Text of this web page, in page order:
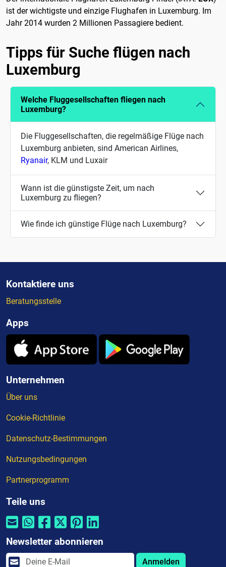
ist der wichtigste und einzige Flughafen in Luxemburg. Im
Jahr 2014 wurden 2 Millionen Passagiere bedient.
Tipps für Suche flügen nach
Luxemburg
Welche Fluggesellschaften fliegen nach
Luxemburg?
Die Fluggesellschaften, die regelmäßige Flüge nach
Luxemburg anbieten, sind American Airlines,
Ryanair, KLM und Luxair
Wann ist die günstigste Zeit, um nach
Luxemburg zu fliegen?
Wie finde ich günstige Flüge nach Luxemburg?
Kontaktiere uns
Beratungsstelle
Apps
Unternehmen
Über uns
Cookie-Richtlinie
Datenschutz-Bestimmungen
Nutzungsbedingungen
Partnerprogramm
Teile uns
Newsletter abonnieren
Anmelden